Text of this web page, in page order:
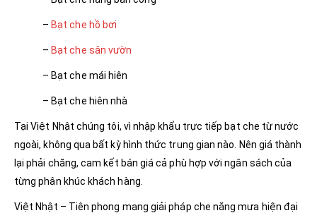
–Bạt che hồ bơi
–Bạt che sân vườn
– Bạt che mái hiên
– Bạt che hiên nhà
Tại Việt Nhật chúng tôi, vì nhập khẩu trực tiếp bạt che từ nước
ngoài, không qua bất kỳ hình thức trung gian nào. Nên giá thành
lại phải chăng, cam kết bán giá cả phù hợp với ngân sách của
từng phân khúc khách hàng.
Việt Nhật – Tiên phong mang giải pháp che nắng mưa hiện đại